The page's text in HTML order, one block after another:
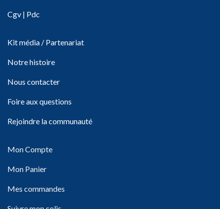
Cgv | Pdc
Kit média / Partenariat
Notre histoire
Nous contacter
Foire aux questions
Rejoindre la communauté
Mon Compte
Mon Panier
Mes commandes